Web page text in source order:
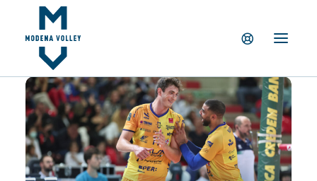
IL CLUB
NEWS
TICKETING
SUMMER CAMP
MV PARTNERS
PALAPANINI